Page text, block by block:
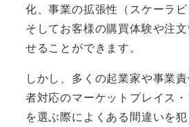
化、事業の拡張性（スケーラビ
そしてお客様の購買体験や注
せることができます。
しかし、多くの起業家や事業
者対応のマーケットプレイス
を選ぶ際によくある間違いを